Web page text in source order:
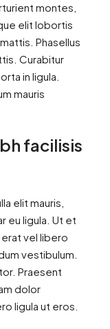
montes,
elit lobortis
Phasellus
Curabitur
in ligula.
mauris
facilisis
elit mauris,
eu ligula. Ut et
vel libero
vestibulum.
Praesent
dolor
ligula ut eros.